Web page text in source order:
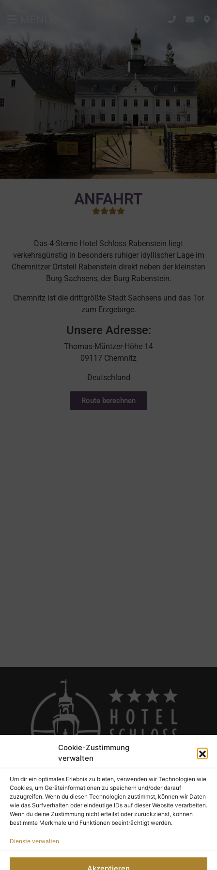
Cookie-Zustimmung
verwalten
Um dir ein optimales Erlebnis zu bieten, verwenden wir Technologien wie
Cookies, um Geräteinformationen zu speichern und/oder darauf
zuzugreifen. Wenn du diesen Technologien zustimmst, können wir Daten
wie das Surfverhalten oder eindeutige IDs auf dieser Website verarbeiten.
Wenn du deine Zustimmung nicht erteilst oder zurückziehst, können
bestimmte Merkmale und Funktionen beeinträchtigt werden.
Dienste verwalten
Akzeptieren
ANFAHRT
Das 4-Sterne Hotel Schloss Rabenstein liegt
verkehrsgünstig in besonders ruhiger idyllischer Lage im
Chemnitzer Ortsteil Rabenstein direkt neben der kleinsten
Burg Sachsens, der Burg Rabenstein.
Chemnitz ist die drittgrößte Stadt Sachsens und das Tor
zum Erzgebirge.
Unsere Adresse:
Thomas-Müntzer-Höhe 14
09117 Chemnitz
Deutschland
Route berechnen
Hotel Schloss Rabenstein
Thomas-Müntzer-Höhe 14
09117 Chemnitz
Datenschutz